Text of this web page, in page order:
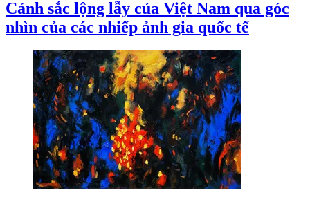
Cảnh sắc lộng lẫy của Việt Nam qua góc
nhìn của các nhiếp ảnh gia quốc tế